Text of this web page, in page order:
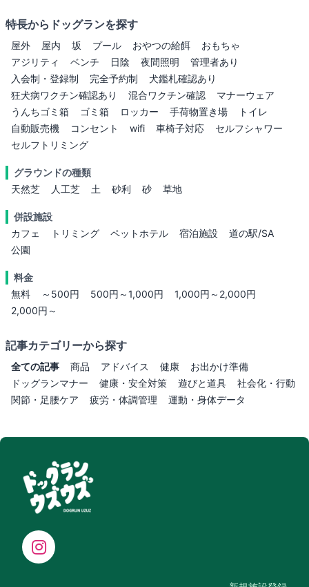
特長からドッグランを探す
屋外 屋内 坂 プール おやつの給餌
おもちゃ
アジリティ
ベンチ 日陰 夜間照明
管理者あり
入会制・登録制
完全予約制
犬鑑札確認あり
狂犬病ワクチン確認あり
混合ワクチン確認
マナーウェア
うんちゴミ箱
ゴミ箱 ロッカー 手荷物置き場
トイレ
自動販売機
コンセント wifi 車椅子対応
セルフシャワー
セルフトリミング
グラウンドの種類
天然芝
人工芝 土 砂利 砂 草地
併設施設
カフェ
トリミング ペットホテル 宿泊施設
道の駅/SA
公園
料金
無料
～500円 500円～1,000円
1,000円～2,000円
2,000円～
記事カテゴリーから探す
全ての記事 商品 アドバイス 健康
お出かけ準備
ドッグランマナー
健康・安全対策 遊びと道具
社会化・行動
関節・足腰ケア
疲労・体調管理 運動・身体データ